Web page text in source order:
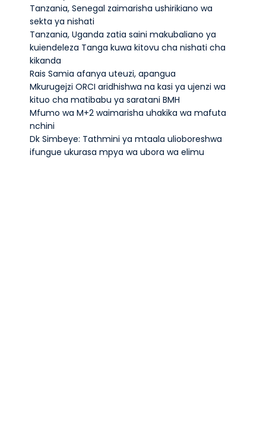
Tanzania, Senegal zaimarisha ushirikiano wa
sekta ya nishati
Tanzania, Uganda zatia saini makubaliano ya
kuiendeleza Tanga kuwa kitovu cha nishati cha
kikanda
Rais Samia afanya uteuzi, apangua
Mkurugejzi ORCI aridhishwa na kasi ya ujenzi wa
kituo cha matibabu ya saratani BMH
Mfumo wa M+2 waimarisha uhakika wa mafuta
nchini
Dk Simbeye: Tathmini ya mtaala ulioboreshwa
ifungue ukurasa mpya wa ubora wa elimu